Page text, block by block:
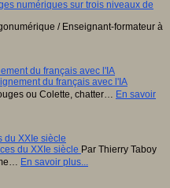
/ Enseignant-formateur à
du français avec l'IA
ou Colette, chatter… En savoir
du XXIe siècle
Par Thierry Taboy
En savoir plus...